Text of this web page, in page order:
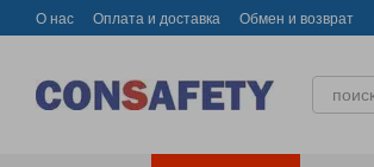
Перейти к основному контенту
О нас Оплата и доставка Обмен и возврат